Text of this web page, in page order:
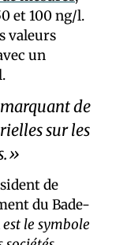
et 100 ng/l.
valeurs
un
de
sur les
de
du Bade-
est le symbole